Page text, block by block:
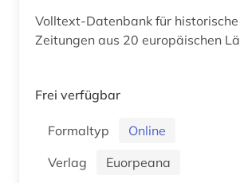
Volltext-Datenbank für
Zeitungen aus 20 europäischen
Frei verfügbar
Formaltyp
Online
Verlag
Euorpeana